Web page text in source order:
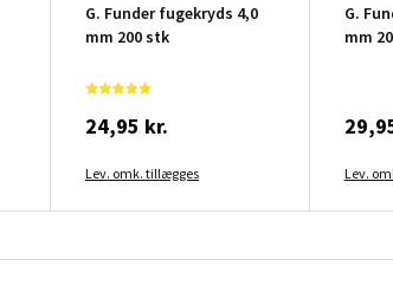
G. Funder fugekryds 4,0
mm 200 stk
24,95 kr.
Lev. omk. tillægges
G.
mm
Lev.